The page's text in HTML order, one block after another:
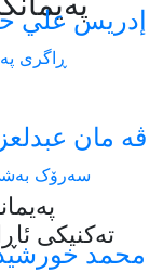
تەکنیکی
إدريس علي
ڕاگری
ڤه مان
سەرۆک
محمد